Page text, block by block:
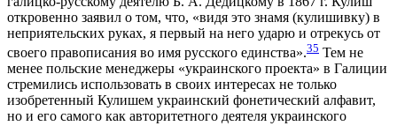
откровенно заявил о том, что, «видя это знамя (кулишивку) в
неприятельских руках, я первый на него ударю и отрекусь от
своего правописания во имя русского единства».35 Тем не
менее польские менеджеры «украинского проекта» в Галиции
стремились использовать в своих интересах не только
изобретенный Кулишем украинский фонетический алфавит,
но и его самого как авторитетного деятеля украинского